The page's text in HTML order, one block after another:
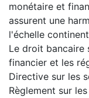
monétaire et
assurent une
l'échelle
Le droit bancaire
financier et les
Directive sur les
Règlement sur